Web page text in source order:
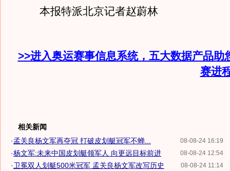
本报特派北京记者赵蔚林
>>进入奥运赛事信息系统，五大数据产品助
赛进
相关新闻
08-08-24 16:19
·孟关良杨文军再夺冠 打破皮划艇冠军不蝉...
08-08-24 12:54
·杨文军:未来中国皮划艇领军人 向更远目标前进
08-08-24 11:14
·卫冕双人划艇500米冠军 孟关良杨文军改写历史